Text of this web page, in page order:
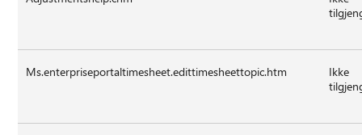
Ms.enterpriseportaltimesheet.edittimesheettopic.htm
Ikke